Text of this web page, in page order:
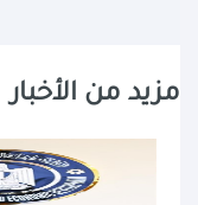
مزيد من الأخبار